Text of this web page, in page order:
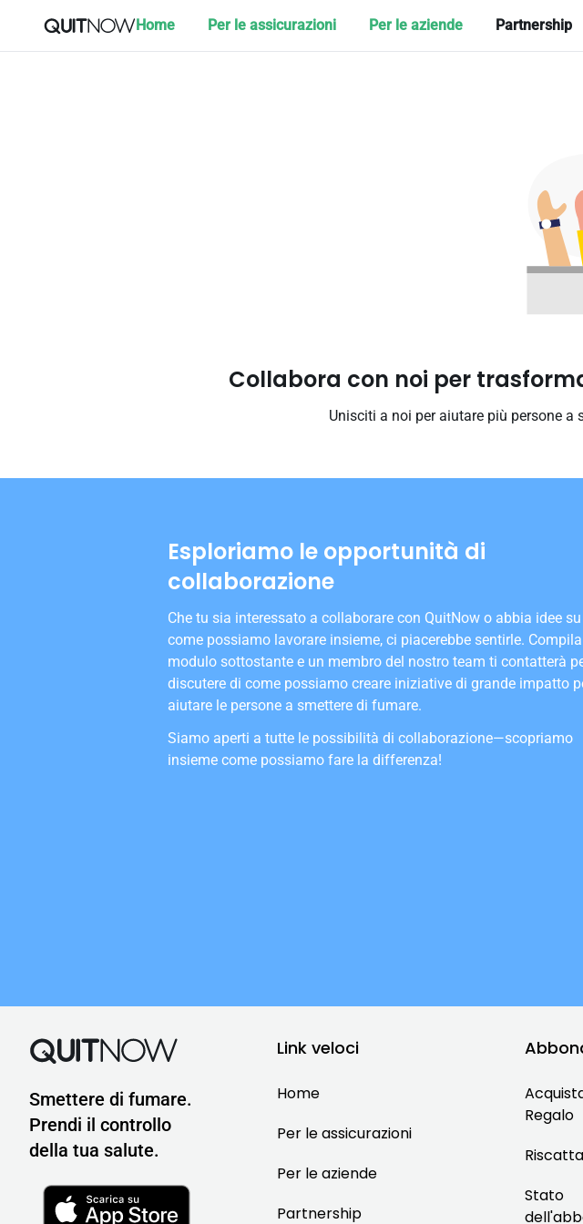
Home Per le assicurazioni Per le aziende Partnership
Collabora con noi per
Unisciti a noi per aiutare più persone
Esploriamo le opportunità di
collaborazione
Che tu sia interessato a collaborare con QuitNow o abbia idee su
come possiamo lavorare insieme, ci piacerebbe sentirle.
modulo sottostante e un membro del nostro team ti contatterà
discutere di come possiamo creare iniziative di grande impatto
aiutare le persone a smettere di fumare.
Siamo aperti a tutte le possibilità di collaborazione—scopriamo
insieme come possiamo fare la differenza!
Link veloci
Home
Per le assicurazioni
Per le aziende
Partnership
Regalo
Stato
Smettere di fumare.
Prendi il controllo
della tua salute.